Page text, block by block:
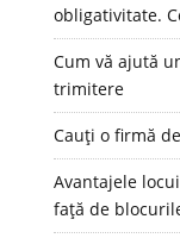
obligativitate.
Cum vă ajută
trimitere
Cauți o firmă
Avantajele
față de